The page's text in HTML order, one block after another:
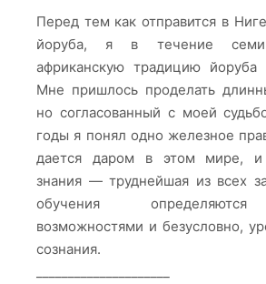
Перед тем как отправится в
йоруба, я в течение
африканскую традицию
Мне пришлось проделать
но согласованный с моей
годы я понял одно железное
дается даром в этом мире, и
знания — труднейшая из всех
обучения определяются
возможностями и безусловно,
сознания.